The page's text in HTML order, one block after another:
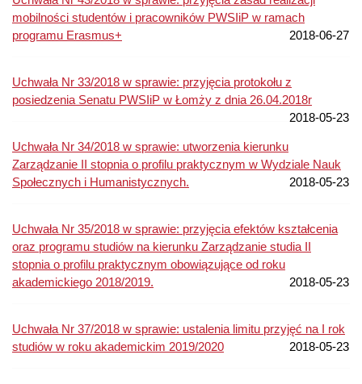
mobilności studentów i pracowników PWSIiP w ramach
programu Erasmus+
2018-06-27
Uchwała Nr 33/2018 w sprawie: przyjęcia protokołu z
posiedzenia Senatu PWSIiP w Łomży z dnia 26.04.2018r
2018-05-23
Uchwała Nr 34/2018 w sprawie: utworzenia kierunku
Zarządzanie II stopnia o profilu praktycznym w Wydziale Nauk
Społecznych i Humanistycznych.
2018-05-23
Uchwała Nr 35/2018 w sprawie: przyjęcia efektów kształcenia
oraz programu studiów na kierunku Zarządzanie studia II
stopnia o profilu praktycznym obowiązujące od roku
akademickiego 2018/2019.
2018-05-23
Uchwała Nr 37/2018 w sprawie: ustalenia limitu przyjęć na I rok
studiów w roku akademickim 2019/2020
2018-05-23